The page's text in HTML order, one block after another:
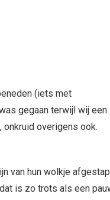
(iets met
gegaan terwijl wij een
onkruid overigens ook.
van hun wolkje
is zo trots als een